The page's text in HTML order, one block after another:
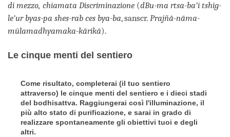
di mezzo, chiamata Discriminazione (dBu-ma rtsa-ba’i tshig-
le’ur byas-pa shes-rab ces bya-ba, sanscr. Prajñā-nāma-
mūlamadhyamaka-kārikā).
Le cinque menti del sentiero
Come risultato, completerai (il tuo sentiero
attraverso) le cinque menti del sentiero e i dieci stadi
del bodhisattva. Raggiungerai così l'illuminazione, il
più alto stato di purificazione, e sarai in grado di
realizzare spontaneamente gli obiettivi tuoi e degli
altri.